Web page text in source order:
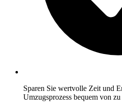
Sparen Sie wertvolle Zeit und
Umzugsprozess bequem von